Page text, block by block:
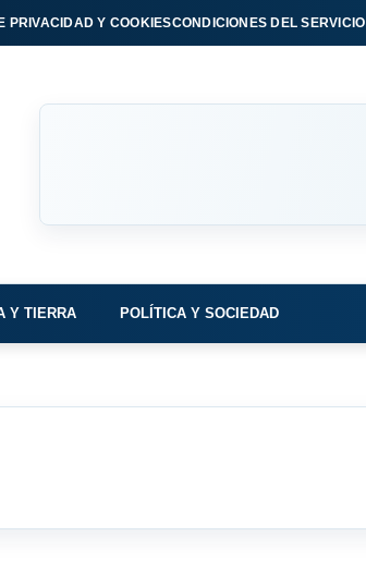
PRIVACIDAD Y COOKIESCONDICIONES DEL SERVICIO
Y TIERRA POLÍTICA Y SOCIEDAD